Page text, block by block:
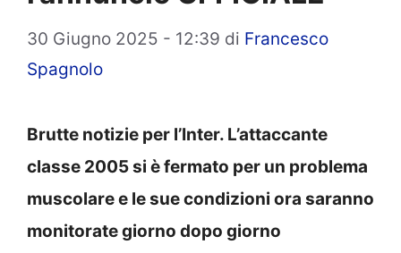
30 Giugno 2025 - 12:39 di Francesco
Spagnolo
Brutte notizie per l’Inter. L’attaccante
classe 2005 si è fermato per un problema
muscolare e le sue condizioni ora saranno
monitorate giorno dopo giorno